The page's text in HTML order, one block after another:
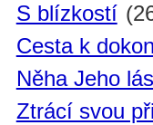
S blízkostí
Cesta k
Něha Jeho
Ztrácí svou